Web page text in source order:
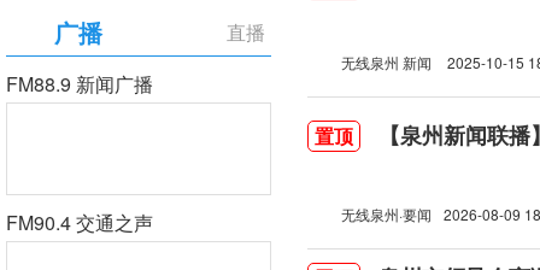
直播
广播
FM88.9 新闻广播
FM90.4 交通之声
无线泉州 新闻 2025-10-15
置顶 【泉州新闻联
无线泉州·要闻 2026-08-09